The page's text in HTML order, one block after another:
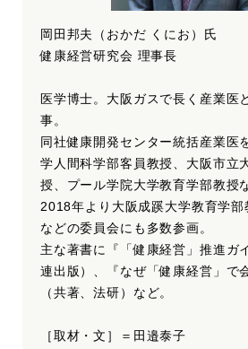
岡田邦夫（おかだ くにお）氏
健康経営研究会 理事長
医学博士。大阪ガスで長く産業医
事。
同社健康開発センター統括産業医
学人間科学部客員教授、大阪市立
授、プール学院大学教育学部教授
2018年より大阪成蹊大学教育学
などの委員会にも多数参画。
主な著書に『「健康経営」推進ガ
連出版）、『なぜ「健康経営」で
（共著、法研）など。
［取材・文］＝田邉泰子